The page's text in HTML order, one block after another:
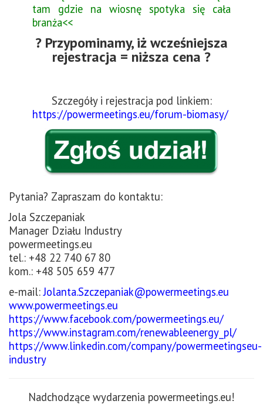
tam gdzie na wiosnę spotyka się cała
branża<<
? Przypominamy, iż wcześniejsza
rejestracja = niższa cena ?
Szczegóły i rejestracja pod linkiem:
https://powermeetings.eu/forum-biomasy/
Pytania? Zapraszam do kontaktu:
Jola Szczepaniak
Manager Działu Industry
powermeetings.eu
tel.: +48 22 740 67 80
kom.: +48 505 659 477
e-mail:Jolanta.Szczepaniak@powermeetings.eu
www.powermeetings.eu
https://www.facebook.com/powermeetings.eu/
https://www.instagram.com/renewableenergy_pl/
https://www.linkedin.com/company/powermeetingseu-
industry
Nadchodzące wydarzenia powermeetings.eu!